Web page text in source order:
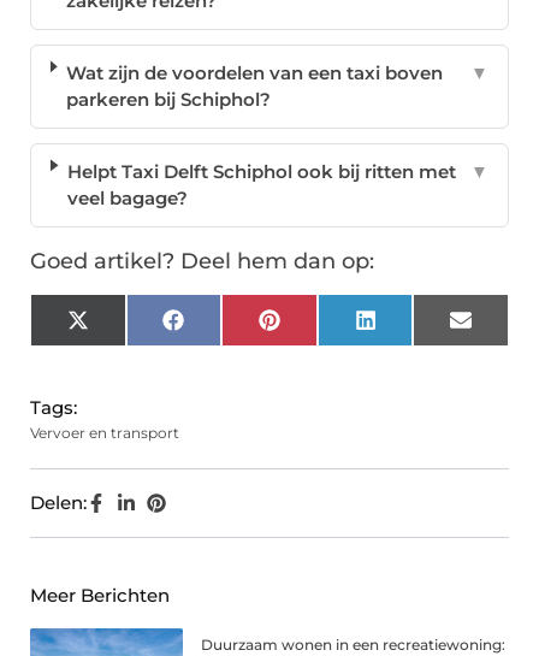
Wat zijn de voordelen van een taxi boven
parkeren bij Schiphol?
▼
Helpt Taxi Delft Schiphol ook bij ritten met
veel bagage?
▼
Goed artikel? Deel hem dan op:
X
(Twitter)
FacebookPinterest LinkedIn Email
Tags:
Vervoer en transport
Delen:
Meer Berichten
Duurzaam wonen in een recreatiewoning: